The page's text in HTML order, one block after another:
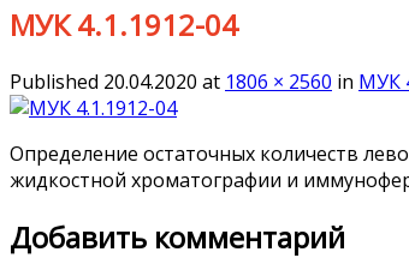
МУК 4.1.1912-04
Published 20.04.2020 at 1806 × 2560 in МУК
Определение остаточных количеств
жидкостной хроматографии и
Добавить комментарий